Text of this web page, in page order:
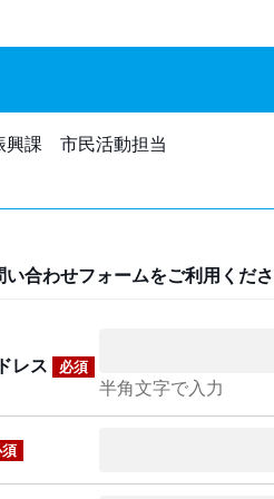
課 市民活動担当
合わせフォームをご利用くだ
レス 必須
半角文字で入力
須